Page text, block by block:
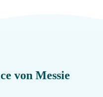
von Messie